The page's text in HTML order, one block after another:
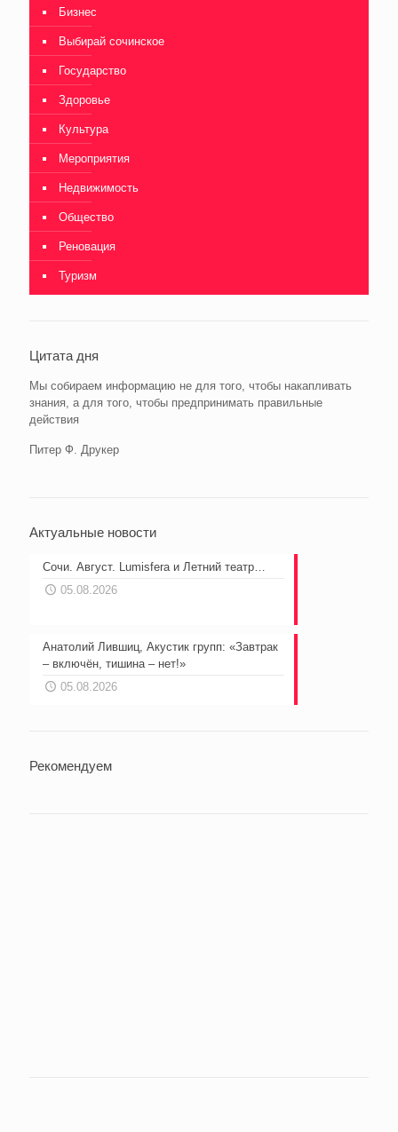
Бизнес
Выбирай сочинское
Государство
Здоровье
Культура
Мероприятия
Недвижимость
Общество
Реновация
Туризм
Цитата дня
Мы собираем информацию не для того, чтобы накапливать
знания, а для того, чтобы предпринимать правильные
действия
Питер Ф. Друкер
Актуальные новости
Сочи. Август. Lumisfera и Летний театр…
05.08.2026
Анатолий Лившиц, Акустик групп: «Завтрак
– включён, тишина – нет!»
05.08.2026
Рекомендуем